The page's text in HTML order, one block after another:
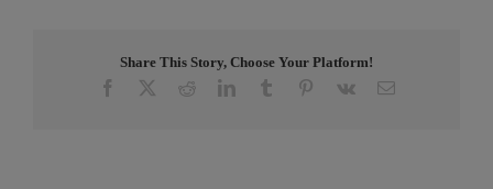
Share This Story, Choose Your Platform!
Facebook RedditLinkedInTumblr Pinterest
Vk E-